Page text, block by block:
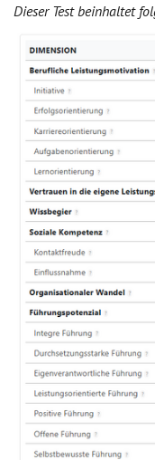
Dieser Test beinhaltet